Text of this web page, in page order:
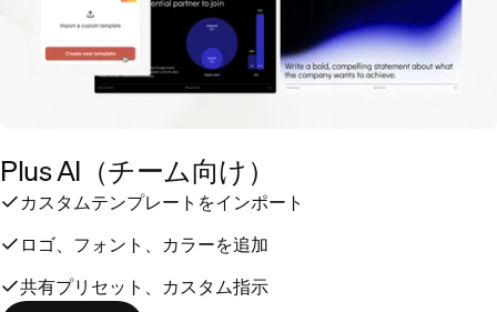
Plus AI（チーム向け）
カスタムテンプレートをインポート
ロゴ、フォント、カラーを追加
共有プリセット、カスタム指示